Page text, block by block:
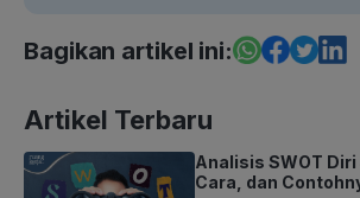
Bagikan artikel ini:
Artikel Terbaru
Analisis SWOT
Cara, dan